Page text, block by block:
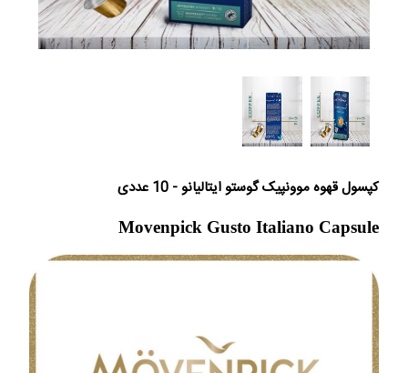
کپسول قهوه موونپیک گوستو ایتالیانو - 10 عددی
Movenpick Gusto Italiano Capsule